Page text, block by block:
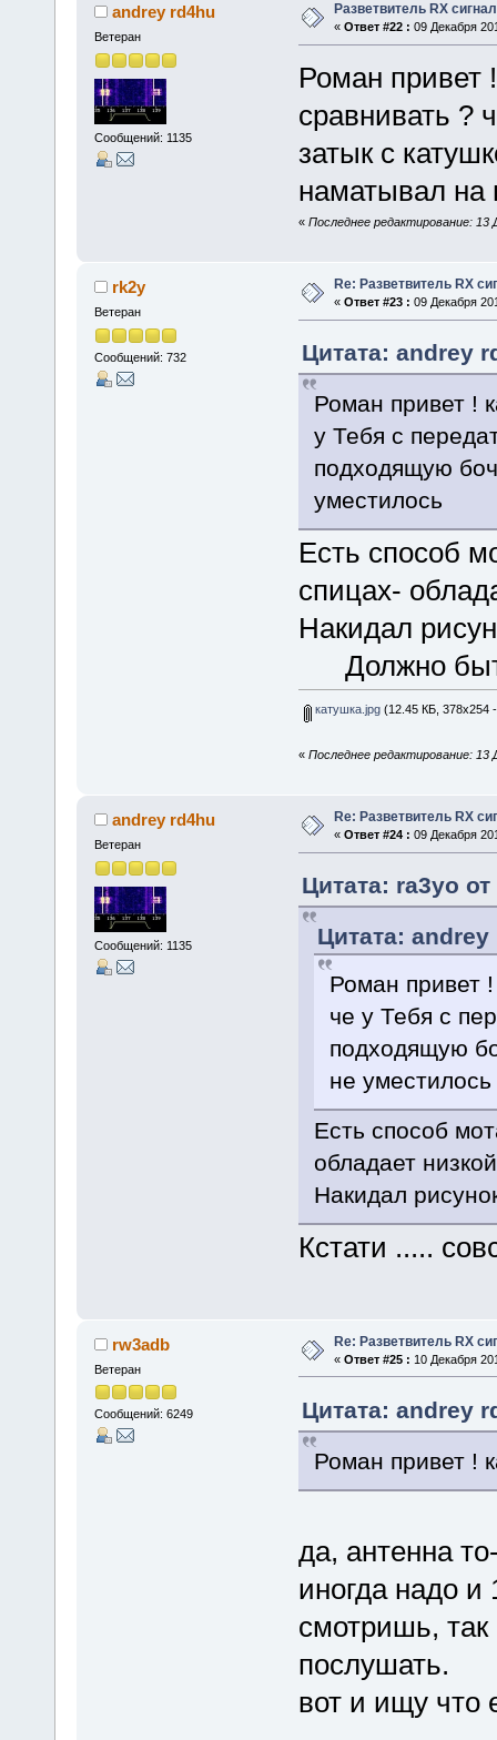
andrey rd4hu
Ветеран
Сообщений: 1135
Разветвитель RX
« Ответ #22 : 09 Декабря
Роман привет
сравнивать ?
затык с
наматывал на
« Последнее редактирование: 13
rk2y
Ветеран
Сообщений: 732
Re: Разветвитель RX
« Ответ #23 : 09 Декабря
Цитата: andrey
Роман привет !
у Тебя с
подходящую
уместилось
Есть способ
спицах-
Накидал
Должно
катушка.jpg(12.45 КБ, 378x254
« Последнее редактирование: 13
andrey rd4hu
Ветеран
Сообщений: 1135
Re: Разветвитель RX
« Ответ #24 : 09 Декабря
Цитата: ra3yo
Цитата: andrey
Роман привет
че у Тебя с
подходящую
не уместилось
Есть способ
обладает
Накидал
Кстати .....
rw3adb
Ветеран
Сообщений: 6249
Re: Разветвитель RX
« Ответ #25 : 10 Декабря
Цитата: andrey
Роман привет !
да, антенна
иногда надо и
смотришь,
послушать.
вот и ищу что